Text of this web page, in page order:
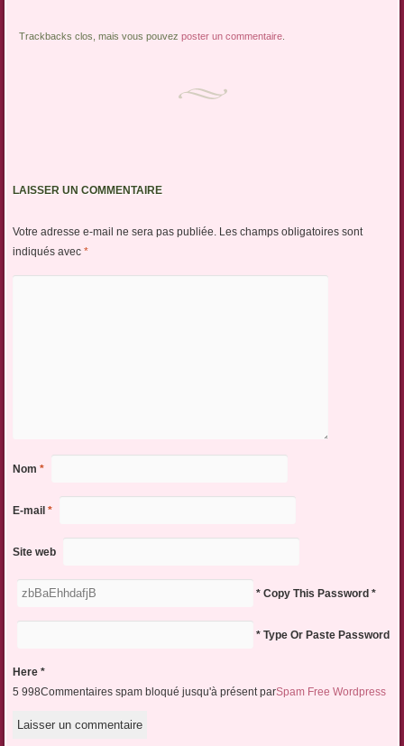
Trackbacks clos, mais vous pouvezposter un commentaire
LAISSER UN COMMENTAIRE
Votre adresse e-mail ne sera pas publiée. Les champs obligatoires sont
indiqués avec *
Nom *
E-mail *
Site web
* Copy This Password *
* Type Or Paste Password
Here *
5 998Commentaires spam bloqué jusqu'à présent parSpam Free Wordpress